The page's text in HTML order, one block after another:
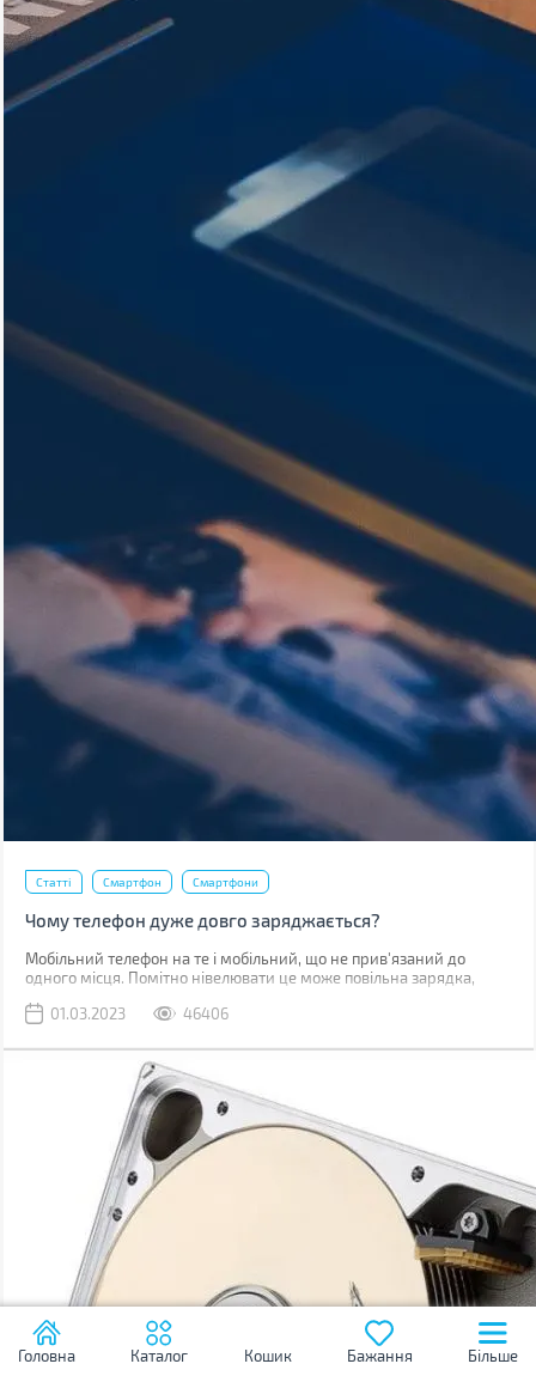
Статті Смартфон Смартфони
Чому телефон дуже довго заряджається?
Мобільний телефон на те і мобільний, що не прив'язаний до
одного місця. Помітно нівелювати це може повільна зарядка,
01.03.2023
46406
Головна Каталог Кошик Бажання Більше